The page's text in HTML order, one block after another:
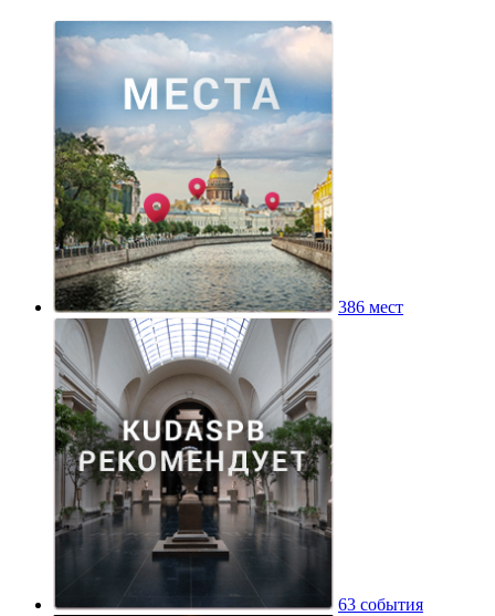
386 мест
63 события